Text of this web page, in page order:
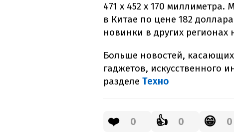
471 x 452 x 170 миллиметра.
в Китае по цене 182
новинки в других регионах
Больше новостей,
гаджетов, искусственного
разделе Техно
❤️ 0 👍 0 😁 0